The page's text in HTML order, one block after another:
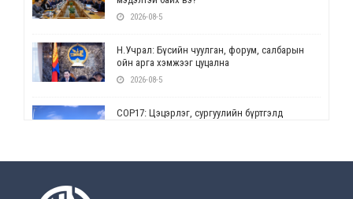
2026-08-5
Н.Учрал: Бүсийн чуулган, форум, салбарын
ойн арга хэмжээг цуцална
2026-08-5
СОР17: Цэцэрлэг, сургуулийн бүртгэлд